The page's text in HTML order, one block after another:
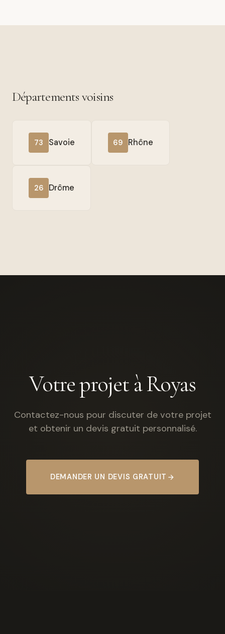
Départements voisins
73 Savoie 69 Rhône
26 Drôme
Votre projet à Royas
Contactez-nous pour discuter de votre projet
et obtenir un devis gratuit personnalisé.
DEMANDER UN DEVIS GRATUIT